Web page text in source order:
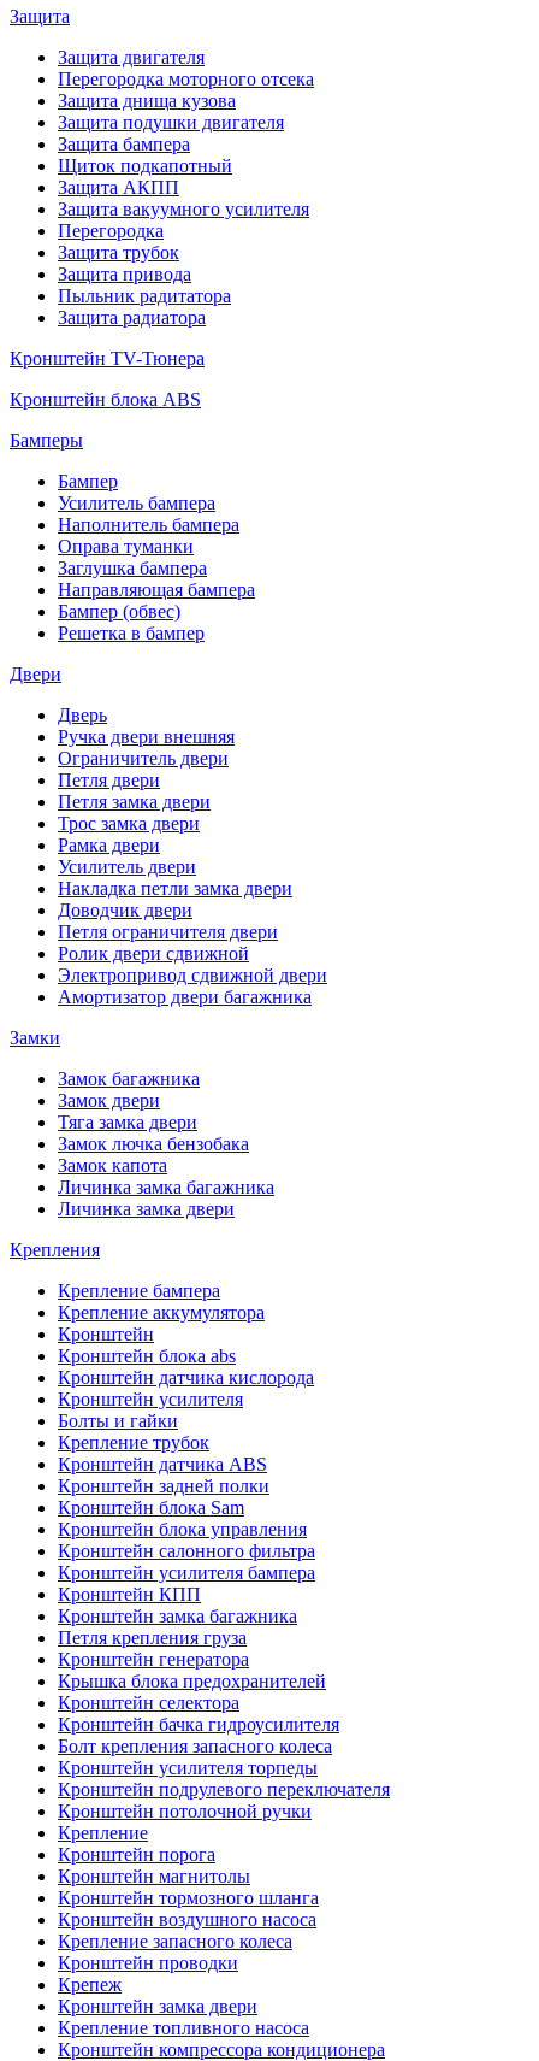
Защита
Защита двигателя
Перегородка моторного отсека
Защита днища кузова
Защита подушки двигателя
Защита бампера
Щиток подкапотный
Защита АКПП
Защита вакуумного усилителя
Перегородка
Защита трубок
Защита привода
Пыльник радитатора
Защита радиатора
Кронштейн TV-Тюнера
Кронштейн блока ABS
Бамперы
Бампер
Усилитель бампера
Наполнитель бампера
Оправа туманки
Заглушка бампера
Направляющая бампера
Бампер (обвес)
Решетка в бампер
Двери
Дверь
Ручка двери внешняя
Ограничитель двери
Петля двери
Петля замка двери
Трос замка двери
Рамка двери
Усилитель двери
Накладка петли замка двери
Доводчик двери
Петля ограничителя двери
Ролик двери сдвижной
Электропривод сдвижной двери
Амортизатор двери багажника
Замки
Замок багажника
Замок двери
Тяга замка двери
Замок лючка бензобака
Замок капота
Личинка замка багажника
Личинка замка двери
Крепления
Крепление бампера
Крепление аккумулятора
Кронштейн
Кронштейн блока abs
Кронштейн датчика кислорода
Кронштейн усилителя
Болты и гайки
Крепление трубок
Кронштейн датчика ABS
Кронштейн задней полки
Кронштейн блока Sam
Кронштейн блока управления
Кронштейн салонного фильтра
Кронштейн усилителя бампера
Кронштейн КПП
Кронштейн замка багажника
Петля крепления груза
Кронштейн генератора
Крышка блока предохранителей
Кронштейн селектора
Кронштейн бачка гидроусилителя
Болт крепления запасного колеса
Кронштейн усилителя торпеды
Кронштейн подрулевого переключателя
Кронштейн потолочной ручки
Крепление
Кронштейн порога
Кронштейн магнитолы
Кронштейн тормозного шланга
Кронштейн воздушного насоса
Крепление запасного колеса
Кронштейн проводки
Крепеж
Кронштейн замка двери
Крепление топливного насоса
Кронштейн компрессора кондиционера